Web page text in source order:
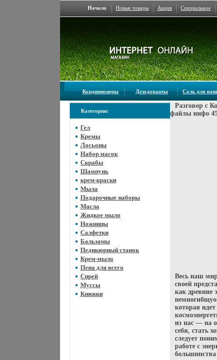
Начало Новые товары Акция Специальное
Кондиционеры Дезодоранты Соль для
Категории:
Гел
Кремы
Лосьоны
Набор масок
Скрабы
Шампунь
крем-краски
Мыла
Подарочные наборы
Масла
Жидкое мыло
Ножницы
Салфетки
Бальзамы
Педикюрный станок
Крем-мыло
Пена для всего
Спрей
Муссы
Книжки
Разговор с
файлы инфо
Весь наш мир
своей
как древние
которая
из нас — на
себя, стать
следует
работе с
большинства